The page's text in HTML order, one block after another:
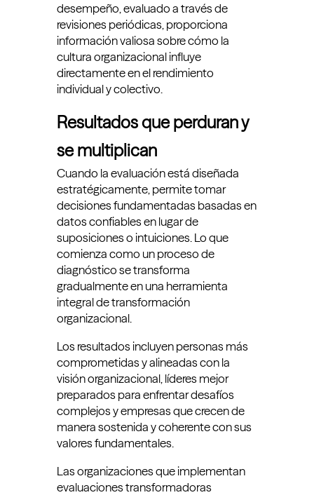
desempeño, evaluado a través de
revisiones periódicas, proporciona
información valiosa sobre cómo la
cultura organizacional influye
directamente en el rendimiento
individual y colectivo.
Resultados que perduran y
se multiplican
Cuando la evaluación está diseñada
estratégicamente, permite tomar
decisiones fundamentadas basadas en
datos confiables en lugar de
suposiciones o intuiciones. Lo que
comienza como un proceso de
diagnóstico se transforma
gradualmente en una herramienta
integral de transformación
organizacional.
Los resultados incluyen personas más
comprometidas y alineadas con la
visión organizacional, líderes mejor
preparados para enfrentar desafíos
complejos y empresas que crecen de
manera sostenida y coherente con sus
valores fundamentales.
Las organizaciones que implementan
evaluaciones transformadoras